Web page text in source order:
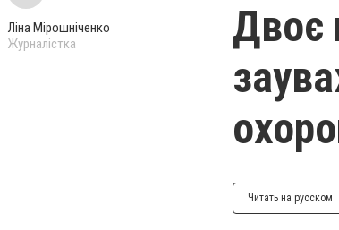
Ліна Мірошніченко
Журналістка
Двоє
Читать на русском